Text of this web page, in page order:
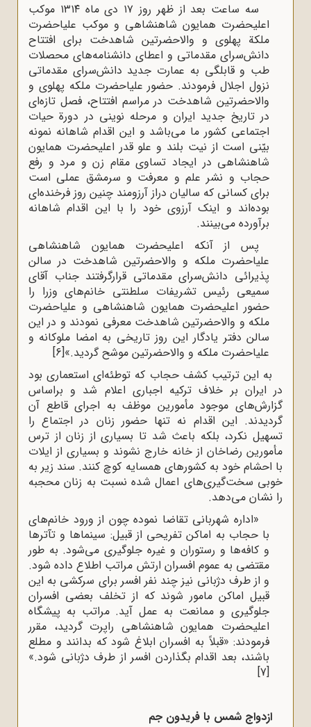
سه ساعت بعد از ظهر روز ۱۷ دی ماه ۱۳۱۴ موکب
اعلیحضرت همایون شاهنشاهی و موکب علیاحضرت
ملکة پهلوی و والاحضرتین شاهدخت برای افتتاح
دانش‌سرای مقدماتی و اعطای دانشنامه‌های محصلات
طب و قابلگی به عمارت جدید دانش‌سرای مقدماتی
نزول اجلال فرمودند. حضور علیاحضرت ملکه پهلوی و
والاحضرتین شاهدخت در مراسم افتتاح، فصل تازه‌ای
در تاریخ جدید ایران و مرحله نوینی در دورة حیات
اجتماعی کشور ما می‌باشد و این اقدام شاهانه نمونه
بیّنی است از نیت بلند و علو قدر اعلیحضرت همایون
شاهنشاهی در ایجاد تساوی مقام زن و مرد و رفع
حجاب و نشر علم و معرفت و سرمشق عملی است
برای کسانی که سالیان دراز آرزومند چنین روز فرخنده‌ای
بوده‌اند و اینک آرزوی خود را با این اقدام شاهانه
برآورده می‌بینند.
پس از آنکه اعلیحضرت همایون شاهنشاهی
علیاحضرت ملکه و والاحضرتین شاهدخت در سالن
پذیرائی دانش‌سرای مقدماتی قرارگرفتند جناب آقای
سمیعی رئیس تشریفات سلطنتی خانم‌های وزرا را
حضور اعلیحضرت همایون شاهنشاهی و علیاحضرت
ملکه و والاحضرتین شاهدخت معرفی نمودند و در این
سالن دفتر یادگار این روز تاریخی به امضا ملوکانه و
علیاحضرت ملکه و والاحضرتین موشح گردید.
»
[6]
به این ترتیب کشف حجاب که توطئه‌ای استعماری بود
در ایران بر خلاف ترکیه اجباری اعلام شد و براساس
گزارش‌های موجود مأمورین موظف به اجرای قاطع آن
گردیدند. این اقدام نه تنها حضور زنان در اجتماع را
تسهیل نکرد، بلکه باعث شد تا بسیاری از زنان از ترس
مأمورین رضاخان از خانه خارج نشوند و بسیاری از ایلات
با احشام خود به کشورهای همسایه کوچ کنند. سند زیر به
خوبی سخت‌گیری‌های اعمال شده نسبت به زنان محجبه
را نشان می‌دهد.
«اداره شهربانی تقاضا نموده چون از ورود خانم‌های
با حجاب به اماکن تفریحی از قبیل: سینماها و تآترها
و کافه‌ها و رستوران و غیره جلوگیری می‌شود. به طور
مقتضی به عموم افسران ارتش مراتب اطلاع داده شود.
و از طرف دژبانی نیز چند نفر افسر برای سرکشی به این
قبیل اماکن مامور شوند که از تخلف بعضی افسران
جلوگیری و ممانعت به عمل آید. مراتب به پیشگاه
اعلیحضرت همایون شاهنشاهی راپرت گردید، مقرر
فرمودند: «قبلاً به افسران ابلاغ شود که بدانند و مطلع
باشند، بعد اقدام بگذاردن افسر از طرف دژبانی شود.»
[7]
ازدواج شمس با فریدون جم